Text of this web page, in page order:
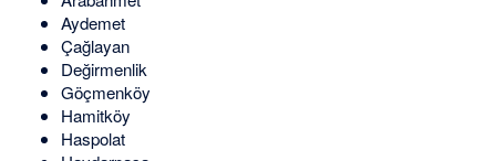
Aydemet
Çağlayan
Değirmenlik
Göçmenköy
Hamitköy
Haspolat